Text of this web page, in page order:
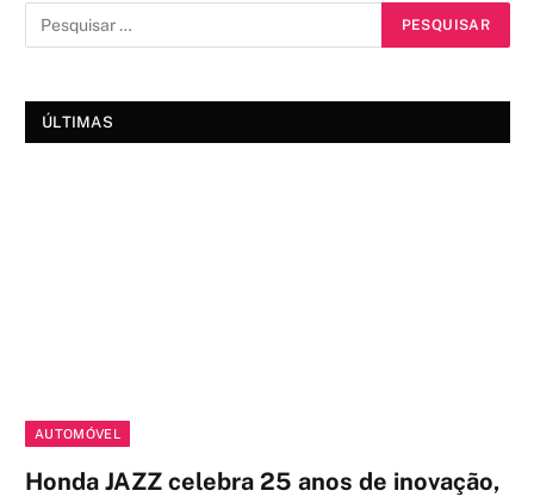
ÚLTIMAS
AUTOMÓVEL
Honda JAZZ celebra 25 anos de inovação,